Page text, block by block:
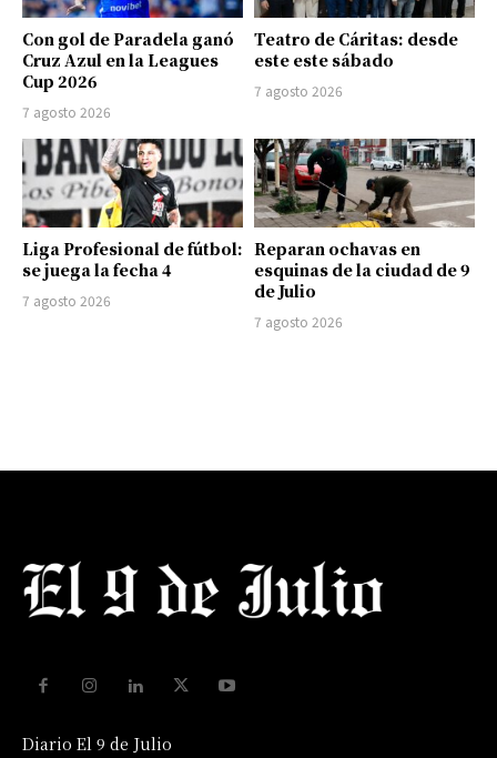
Con gol de Paradela ganó
Cruz Azul en la Leagues
Cup 2026
7 agosto 2026
Teatro de Cáritas: desde
este este sábado
7 agosto 2026
Liga Profesional de fútbol:
se juega la fecha 4
7 agosto 2026
Reparan ochavas en
esquinas de la ciudad de 9
de Julio
7 agosto 2026
Diario El 9 de Julio